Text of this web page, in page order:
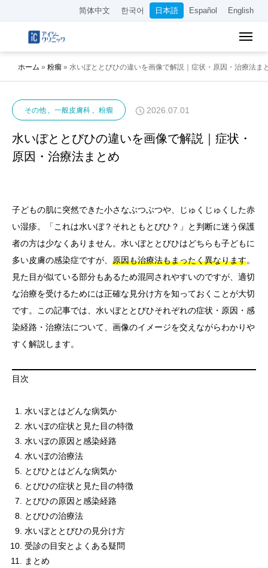
简体中文 한국어 日本語 Español English
ホーム » 粉瘤 » 水いぼととびひの違いを画像で解説｜症状・原因・治療法ま
その他 一般皮膚科 粉瘤 2026.07.01
水いぼととびひの違いを画像で解説｜症状・
原因・治療法まとめ
子どもの肌に突然できた小さなぶつぶつや、じゅくじゅくした赤
い湿疹。「これは水いぼ？それともとびひ？」と判断に迷う保護
者の方は少なくありません。水いぼととびひはどちらも子どもに
多い皮膚の感染症ですが、 原因も治療法もまったく異なります。
見た目が似ている部分もあるため混同されやすいのですが、適切
な治療を受けるためには正確な見分け方を知っておくことが大切
です。この記事では、水いぼととびひそれぞれの症状・原因・感
染経路・治療法について、画像のイメージを交えながらわかりや
すく解説します。
目次
水いぼとはどんな病気か
水いぼの症状と見た目の特徴
水いぼの原因と感染経路
水いぼの治療法
とびひとはどんな病気か
とびひの症状と見た目の特徴
とびひの原因と感染経路
とびひの治療法
水いぼととびひの見分け方
受診の目安とよくある疑問
まとめ